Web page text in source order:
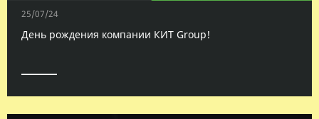
25/07/24
День рождения компании КИТ Group!